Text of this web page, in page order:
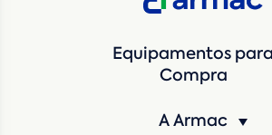
Equipamentos para
Compra
A Armac